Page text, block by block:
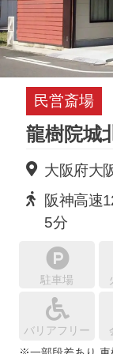
民営斎場
龍樹院城
大阪府大
阪神高速
5分
駐車場
バリアフリー